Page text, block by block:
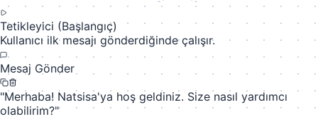
Tetikleyici (Başlangıç)
Kullanıcı ilk mesajı gönderdiğinde çalışır.
Mesaj Gönder
"Merhaba! Natsisa'ya hoş geldiniz. Size nasıl yardımcı
olabilirim?"